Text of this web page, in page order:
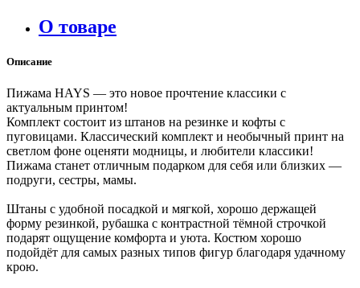
О товаре
Описание
Пижама HAYS — это новое прочтение классики с
актуальным принтом!
Комплект состоит из штанов на резинке и кофты с
пуговицами. Классический комплект и необычный принт на
светлом фоне оценяти модницы, и любители классики!
Пижама станет отличным подарком для себя или близких —
подруги, сестры, мамы.
Штаны с удобной посадкой и мягкой, хорошо держащей
форму резинкой, рубашка с контрастной тёмной строчкой
подарят ощущение комфорта и уюта. Костюм хорошо
подойдёт для самых разных типов фигур благодаря удачному
крою.